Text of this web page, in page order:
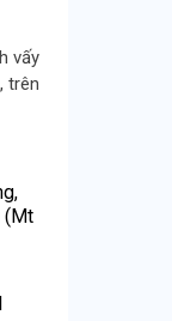
vấy
trên
(Mt